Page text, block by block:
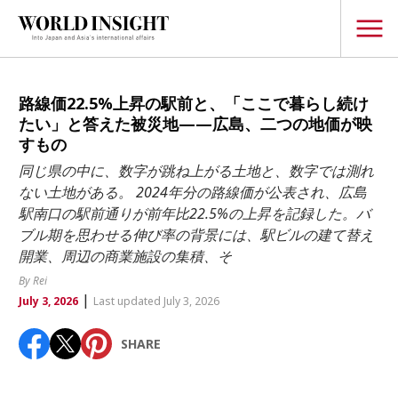
TOPICS
Interview
Japanese
Hiroshima
Politics
Security
Tech/Science
Society
Environment
路線価22.5%上昇の駅前と、「ここで暮らし続け
たい」と答えた被災地——広島、二つの地価が映
すもの
同じ県の中に、数字が跳ね上がる土地と、数字では測れ
ない土地がある。 2024年分の路線価が公表され、広島
駅南口の駅前通りが前年比22.5%の上昇を記録した。バ
ブル期を思わせる伸び率の背景には、駅ビルの建て替え
開業、周辺の商業施設の集積、そ
By Rei
July 3, 2026| Last updated July 3, 2026
SHARE
Popular keywords
Fukushimajapan globalizationOHTANInootbaar
hachimura